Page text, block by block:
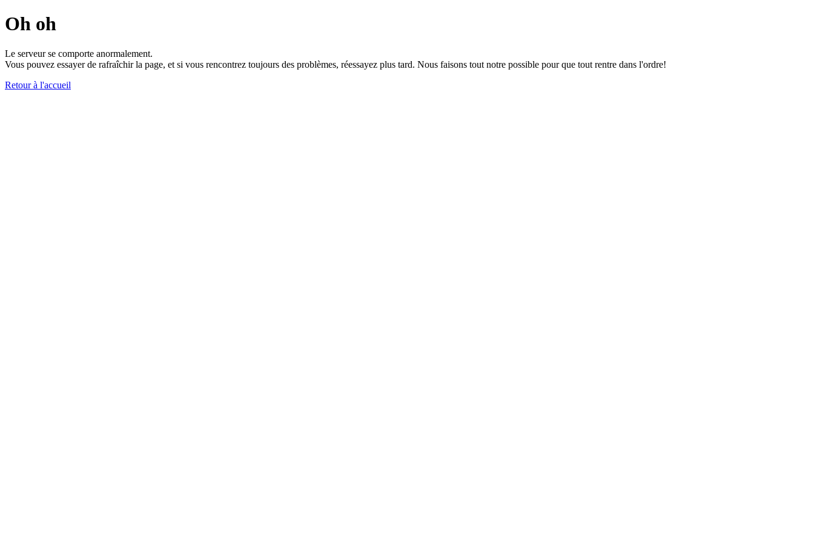
Oh oh
Le serveur se comporte anormalement.
Vous pouvez essayer de rafraîchir la page, et si vous rencontrez toujours des problèmes, réessayez plus tard. Nous faisons tout notre possible pour que tout rentre dans l'ordre!
Retour à l'accueil